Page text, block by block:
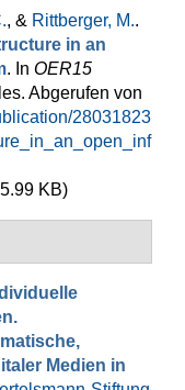
, & Rittberger, M..
in an
. In OER15
Abgerufen von
28031823
KB)
Medien in